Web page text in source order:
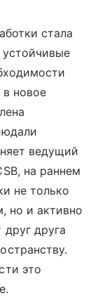
стала
новое
ведущий
на раннем
не только
но и активно
друга
это